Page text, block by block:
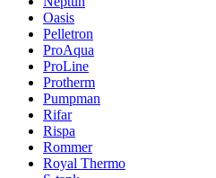
Oasis
Pelletron
ProAqua
ProLine
Protherm
Pumpman
Rifar
Rispa
Rommer
Royal Thermo